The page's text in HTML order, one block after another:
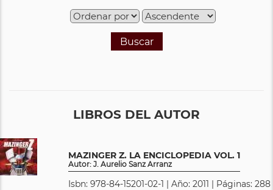
Buscar
LIBROS DEL AUTOR
MAZINGER Z. LA ENCICLOPEDIA VOL. 1
Autor: J. Aurelio Sanz Arranz
Isbn: 978-84-15201-02-1 | Año: 2011 | Páginas: 288